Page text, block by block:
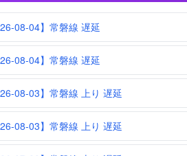
08-04】常磐線 遅延
08-04】常磐線 遅延
08-03】常磐線 上り 遅延
08-03】常磐線 上り 遅延